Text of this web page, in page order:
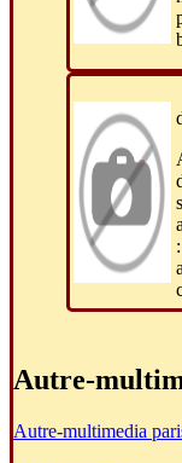
Autre-
Autre-multimedia